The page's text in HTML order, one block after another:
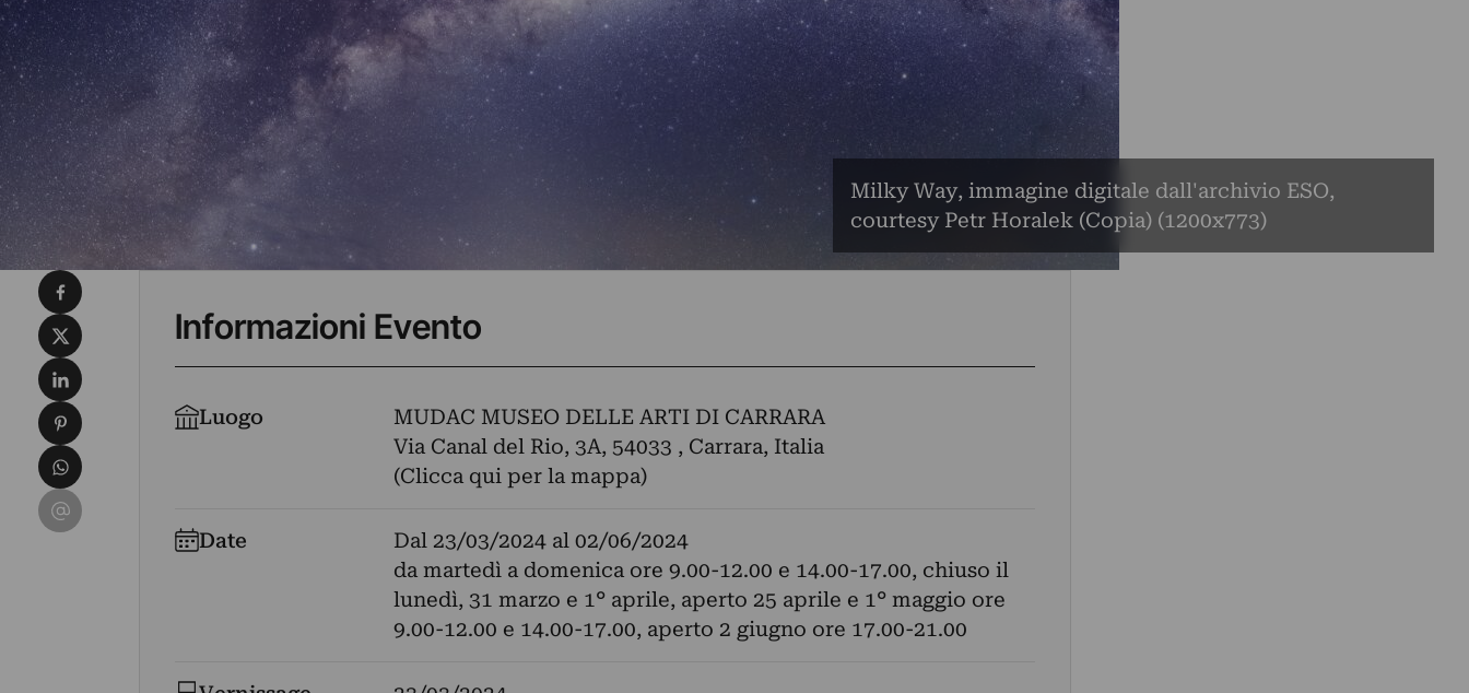
Milky Way, immagine digitale dall'archivio ESO,
courtesy Petr Horalek (Copia) (1200x773)
Informazioni Evento
Luogo
MUDAC MUSEO DELLE ARTI DI CARRARA
Via Canal del Rio, 3A, 54033 , Carrara, Italia
(Clicca qui per la mappa)
Date Dal 23/03/2024al 02/06/2024
da martedì a domenica ore 9.00-12.00 e 14.00-17.00, chiuso il
lunedì, 31 marzo e 1° aprile, aperto 25 aprile e 1° maggio ore
9.00-12.00 e 14.00-17.00, aperto 2 giugno ore 17.00-21.00
Condividi su Facebook
Condividi su X
Condividi su LinkedIn
Condividi su Pinterest
Condividi su WhatsApp
Condividi su Email